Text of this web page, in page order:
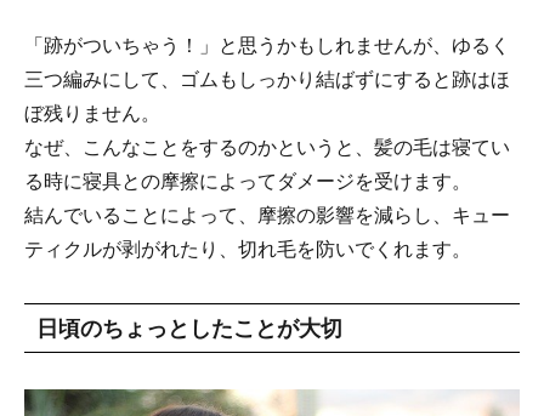
「跡がついちゃう！」と思うかもしれませんが、ゆるく
三つ編みにして、ゴムもしっかり結ばずにすると跡はほ
ぼ残りません。
なぜ、こんなことをするのかというと、髪の毛は寝てい
る時に寝具との摩擦によってダメージを受けます。
結んでいることによって、摩擦の影響を減らし、キュー
ティクルが剥がれたり、切れ毛を防いでくれます。
日頃のちょっとしたことが大切